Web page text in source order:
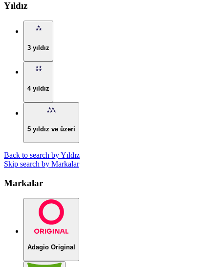
Yıldız
3 yıldız
4 yıldız
5 yıldız ve üzeri
Back to search by Yıldız
Skip search by Markalar
Markalar
Adagio Original